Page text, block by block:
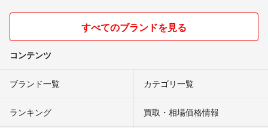
すべてのブランドを見る
コンテンツ
ブランド一覧 カテゴリ一覧
ランキング 買取・相場価格情報